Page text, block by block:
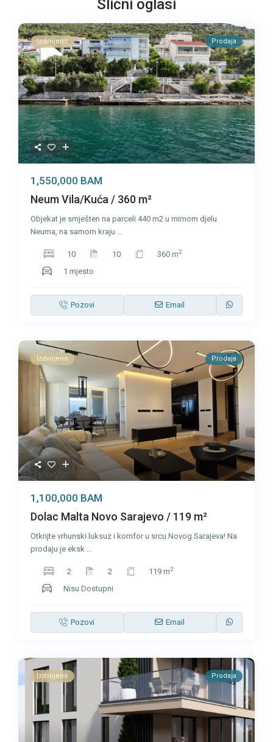
Slični oglasi
Izdvojeno Prodaja
1,550,000 BAM
Neum Vila/Kuća / 360 m²
Objekat je smješten na parceli 440 m2 u mirnom djelu
Neuma, na samom kraju
10 10 360 m2
1 mjesto
Pozovi Email
Izdvojeno Prodaja
1,100,000 BAM
Dolac Malta Novo Sarajevo / 119 m²
Otkrijte vrhunski luksuz i komfor u srcu Novog Sarajeva! Na
prodaju je eksk
2 2 119 m2
Nisu Dostupni
Pozovi Email
Izdvojeno Prodaja